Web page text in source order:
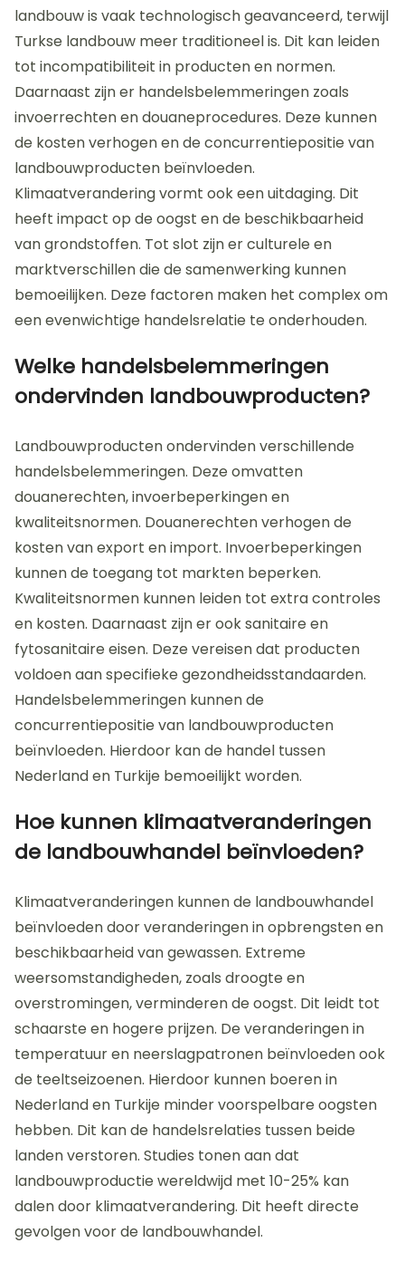
landbouw is vaak technologisch geavanceerd, terwijl
Turkse landbouw meer traditioneel is. Dit kan leiden
tot incompatibiliteit in producten en normen.
Daarnaast zijn er handelsbelemmeringen zoals
invoerrechten en douaneprocedures. Deze kunnen
de kosten verhogen en de concurrentiepositie van
landbouwproducten beïnvloeden.
Klimaatverandering vormt ook een uitdaging. Dit
heeft impact op de oogst en de beschikbaarheid
van grondstoffen. Tot slot zijn er culturele en
marktverschillen die de samenwerking kunnen
bemoeilijken. Deze factoren maken het complex om
een evenwichtige handelsrelatie te onderhouden.
Welke handelsbelemmeringen
ondervinden landbouwproducten?
Landbouwproducten ondervinden verschillende
handelsbelemmeringen. Deze omvatten
douanerechten, invoerbeperkingen en
kwaliteitsnormen. Douanerechten verhogen de
kosten van export en import. Invoerbeperkingen
kunnen de toegang tot markten beperken.
Kwaliteitsnormen kunnen leiden tot extra controles
en kosten. Daarnaast zijn er ook sanitaire en
fytosanitaire eisen. Deze vereisen dat producten
voldoen aan specifieke gezondheidsstandaarden.
Handelsbelemmeringen kunnen de
concurrentiepositie van landbouwproducten
beïnvloeden. Hierdoor kan de handel tussen
Nederland en Turkije bemoeilijkt worden.
Hoe kunnen klimaatveranderingen
de landbouwhandel beïnvloeden?
Klimaatveranderingen kunnen de landbouwhandel
beïnvloeden door veranderingen in opbrengsten en
beschikbaarheid van gewassen. Extreme
weersomstandigheden, zoals droogte en
overstromingen, verminderen de oogst. Dit leidt tot
schaarste en hogere prijzen. De veranderingen in
temperatuur en neerslagpatronen beïnvloeden ook
de teeltseizoenen. Hierdoor kunnen boeren in
Nederland en Turkije minder voorspelbare oogsten
hebben. Dit kan de handelsrelaties tussen beide
landen verstoren. Studies tonen aan dat
landbouwproductie wereldwijd met 10-25% kan
dalen door klimaatverandering. Dit heeft directe
gevolgen voor de landbouwhandel.